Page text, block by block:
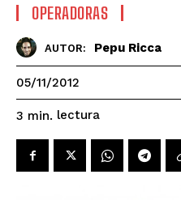
OPERADORAS
AUTOR: Pepu Ricca
05/11/2012
3 min. lectura